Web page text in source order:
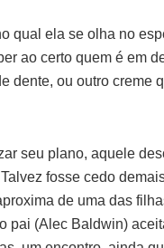
qual ela se olha no
ao certo quem é em
dente, ou outro creme
seu plano, aquele
fosse cedo
de uma das
pai (Alec Baldwin)